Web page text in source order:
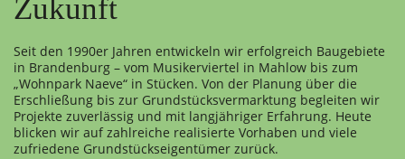
Zukunft
Seit den 1990er Jahren entwickeln wir erfolgreich Baugebiete
in Brandenburg – vom Musikerviertel in Mahlow bis zum
„Wohnpark Naeve“ in Stücken. Von der Planung über die
Erschließung bis zur Grundstücksvermarktung begleiten wir
Projekte zuverlässig und mit langjähriger Erfahrung. Heute
blicken wir auf zahlreiche realisierte Vorhaben und viele
zufriedene Grundstückseigentümer zurück.